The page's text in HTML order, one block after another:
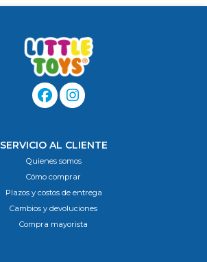
SERVICIO AL CLIENTE
Quienes somos
Cómo comprar
Plazos y costos de entrega
Cambios y devoluciones
Compra mayorista